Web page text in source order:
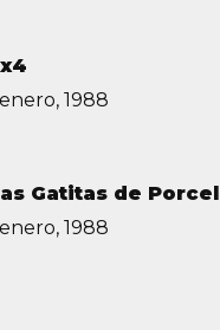
1988
Gatitas de Porcel
1988